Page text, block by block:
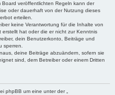
veröffentlichten Regeln kann der
oder dauerhaft von der Nutzung dieses
erteilen.
keine Verantwortung für die Inhalte von
hat oder die er nicht zur Kenntnis
dein Benutzerkonto, Beiträge und
sperren.
deine Beiträge abzuändern, sofern sie
sind, dem Betreiber oder einem Dritten
phpBB um eine unter der „